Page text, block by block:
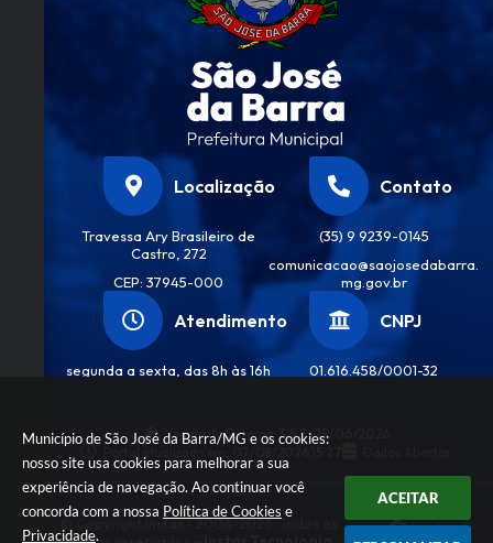
Município de São José da Barra/MG e os cookies:
nosso site usa cookies para melhorar a sua
experiência de navegação. Ao continuar você
concorda com a nossa Política de Cookies e
Privacidade.
ACEITAR
Localização
Travessa Ary Brasileiro de
Castro, 272
CEP: 37945-000
Contato
(35) 9 9239-0145
comunicacao@saojosedabarra.
mg.gov.br
Atendimento
segunda a sexta, das 8h às 16h
CNPJ
01.616.458/0001-32
Versão do Sistema: 3.5.3 - 19/06/2026
© Copyright Instar - 2006-2026. Todos os